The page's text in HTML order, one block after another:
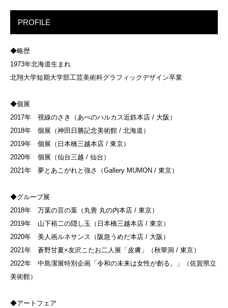
PROFILE
◆略歴
1973年北海道生まれ
北翔大学短期大学部工芸美術科グラフィックデザイン卒業
◆個展
2017年 視線のさき（あべのハルカス近鉄本店 / 大阪）
2018年 個展（神田日勝記念美術館 / 北海道）
2019年 個展（日本橋三越本店 / 東京）
2020年 個展（仙台三越 / 仙台）
2021年 夢とあこがれと強さ（Gallery MUMON / 東京）
◆グループ展
2018年 万葉の言の葉（丸善 丸の内本店 / 東京）
2019年 山下裕二の隠し玉（日本橋三越本店 / 東京）
2020年 美人画ルネサンス（阪急うめだ本店 / 大阪）
2021年 蒼野甘夏×友沢こたお二人展「皮膚」（秋華洞 / 東京）
2022年 中島潔展特別企画「令和の未来は女性が創る。」（佐賀県立
美術館）
◆アートフェア